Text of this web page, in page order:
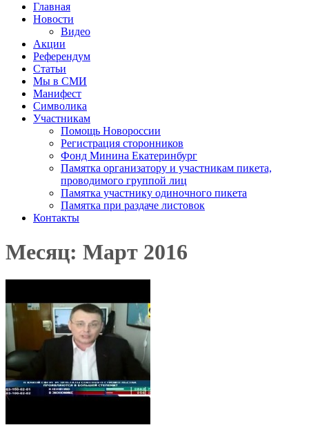
Главная
Новости
Видео
Акции
Референдум
Статьи
Мы в СМИ
Манифест
Символика
Участникам
Помощь Новороссии
Регистрация сторонников
Фонд Минина Екатеринбург
Памятка организатору и участникам пикета,
проводимого группой лиц
Памятка участнику одиночного пикета
Памятка при раздаче листовок
Контакты
Месяц: Март 2016